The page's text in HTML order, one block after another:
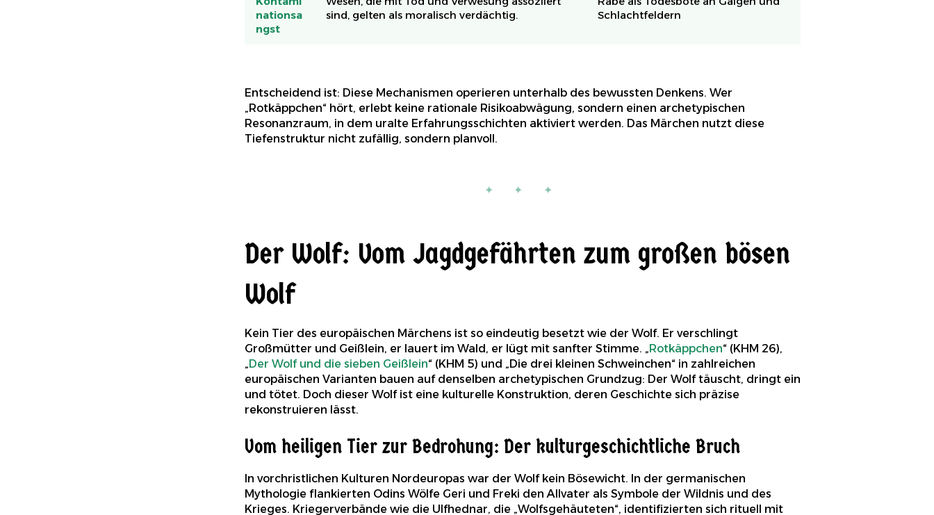
nationsa
ngst
sind, gelten als moralisch verdächtig.
Schlachtfeldern
Entscheidend ist: Diese Mechanismen operieren unterhalb des bewussten Denkens. Wer
„Rotkäppchen“ hört, erlebt keine rationale Risikoabwägung, sondern einen archetypischen
Resonanzraum, in dem uralte Erfahrungsschichten aktiviert werden. Das Märchen nutzt diese
Tiefenstruktur nicht zufällig, sondern planvoll.
✦ ✦ ✦
Der Wolf: Vom Jagdgefährten zum großen bösen
Wolf
Kein Tier des europäischen Märchens ist so eindeutig besetzt wie der Wolf. Er verschlingt
Großmütter und Geißlein, er lauert im Wald, er lügt mit sanfter Stimme. „Rotkäppchen“ (KHM 26),
„Der Wolf und die sieben Geißlein“ (KHM 5) und „Die drei kleinen Schweinchen“ in zahlreichen
europäischen Varianten bauen auf denselben archetypischen Grundzug: Der Wolf täuscht, dringt ein
und tötet. Doch dieser Wolf ist eine kulturelle Konstruktion, deren Geschichte sich präzise
rekonstruieren lässt.
Vom heiligen Tier zur Bedrohung: Der kulturgeschichtliche Bruch
In vorchristlichen Kulturen Nordeuropas war der Wolf kein Bösewicht. In der germanischen
Mythologie flankierten Odins Wölfe Geri und Freki den Allvater als Symbole der Wildnis und des
Krieges. Kriegerverbände wie die Ulfhednar, die „Wolfsgehäuteten“, identifizierten sich rituell mit